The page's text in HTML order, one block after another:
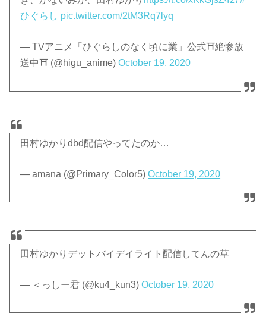
ひぐらし pic.twitter.com/2tM3Rq7lyq
— TVアニメ「ひぐらしのなく頃に業」公式⛩絶惨放
送中⛩ (@higu_anime)October 19, 2020
田村ゆかりdbd配信やってたのか…
— amana (@Primary_Color5)October 19, 2020
田村ゆかりデットバイデイライト配信してんの草
— ＜っしー君 (@ku4_kun3)October 19, 2020